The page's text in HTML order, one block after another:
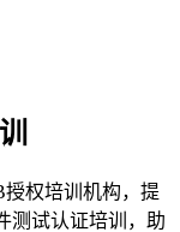
权培训机构，提
测试认证培训，助